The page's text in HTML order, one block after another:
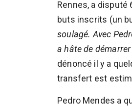
Rennes, a disputé
buts inscrits (un
soulagé. Avec
a hâte de
dénoncé il y a
transfert est
Pedro Mendes a